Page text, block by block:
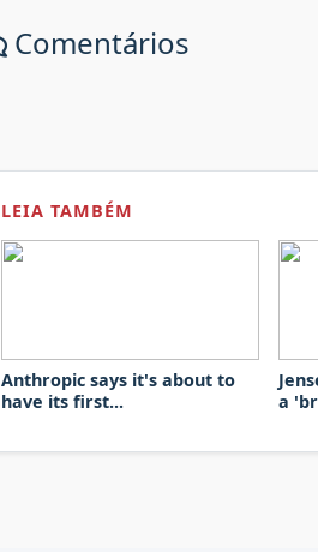
Comentários
LEIA TAMBÉM
Anthropic says it's about to
have its first...
a